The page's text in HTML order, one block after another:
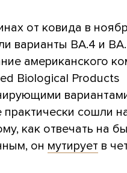
от ковида в
варианты ВА.4 и
американского
Biological Products
сошли
как отвечать на
он мутирует в